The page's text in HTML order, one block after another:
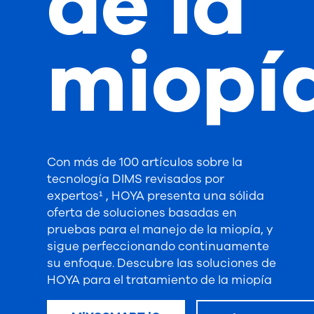
Con más de 100 artículos sobre la
tecnología DIMS revisados por
expertos¹ , HOYA presenta una sólida
oferta de soluciones basadas en
pruebas para el manejo de la miopía, y
sigue perfeccionando continuamente
su enfoque. Descubre las soluciones de
HOYA para el tratamiento de la miopía